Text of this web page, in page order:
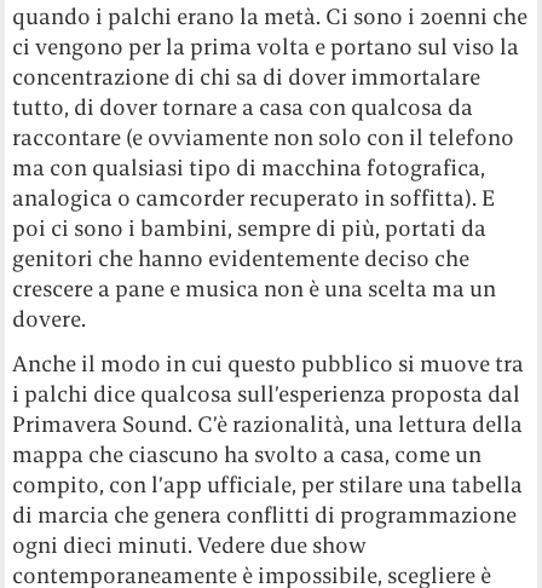
quando i palchi erano la metà. Ci sono i 20enni che
ci vengono per la prima volta e portano sul viso la
concentrazione di chi sa di dover immortalare
tutto, di dover tornare a casa con qualcosa da
raccontare (e ovviamente non solo con il telefono
ma con qualsiasi tipo di macchina fotografica,
analogica o camcorder recuperato in soffitta). E
poi ci sono i bambini, sempre di più, portati da
genitori che hanno evidentemente deciso che
crescere a pane e musica non è una scelta ma un
dovere.
Anche il modo in cui questo pubblico si muove tra
i palchi dice qualcosa sull’esperienza proposta dal
Primavera Sound. C’è razionalità, una lettura della
mappa che ciascuno ha svolto a casa, come un
compito, con l’app ufficiale, per stilare una tabella
di marcia che genera conflitti di programmazione
ogni dieci minuti. Vedere due show
contemporaneamente è impossibile, scegliere è